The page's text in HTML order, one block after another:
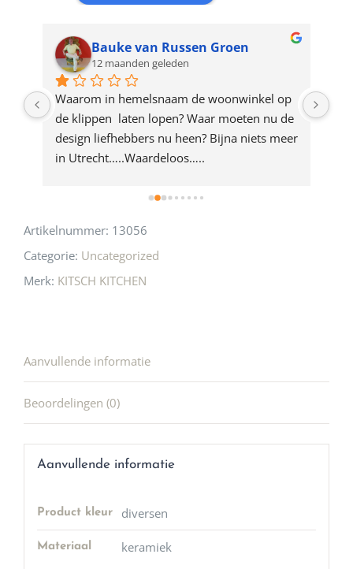
product
Bauke van Russen Groen
12 maanden geleden
Waarom in hemelsnaam de woonwinkel op
de klippen  laten lopen? Waar moeten nu de
design liefhebbers nu heen? Bijna niets meer
in Utrecht…..Waardeloos…..
Artikelnummer: 13056
Categorie: Uncategorized
Merk: KITSCH KITCHEN
Aanvullende informatie
Beoordelingen (0)
Aanvullende informatie
Product kleur diversen
Materiaal keramiek